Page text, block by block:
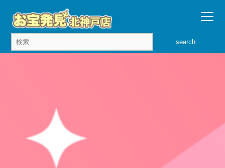
search